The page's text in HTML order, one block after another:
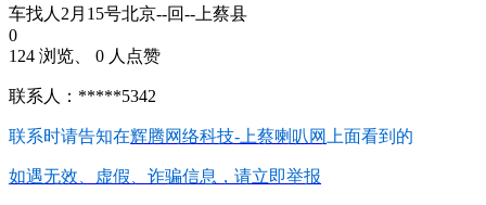
车找人2月15号北京--回--上蔡县
0
124 浏览、 0 人点赞
联系人：*****5342
联系时请告知在辉腾网络科技-上蔡喇叭网 上面看到的
如遇无效、虚假、诈骗信息，请立即举报